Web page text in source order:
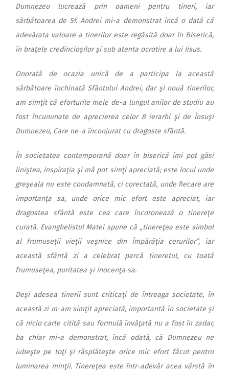
Dumnezeu lucrează prin oameni pentru tineri, iar
sărbătoarea de Sf. Andrei mi-a demonstrat încă o dată că
adevărata valoare a tinerilor este regăsită doar în Biserică,
în braţele credincioşilor şi sub atenta ocrotire a lui Iisus.
Onorată de ocazia unică de a participa la această
sărbătoare închinată Sfântului Andrei, dar şi nouă tinerilor,
am simţit că eforturile mele de-a lungul anilor de studiu au
fost încununate de aprecierea celor 8 ierarhi şi de Însuşi
Dumnezeu, Care ne-a înconjurat cu dragoste sfântă.
În societatea contemporană doar în biserică îmi pot găsi
liniştea, inspiraţia şi mă pot simţi apreciată; este locul unde
greşeala nu este condamnată, ci corectată, unde fiecare are
importanţa sa, unde orice mic efort este apreciat, iar
dragostea sfântă este cea care încoronează o tinereţe
curată. Evanghelistul Matei spune că „tinereţea este simbol
al frumuseţii vieţii veşnice din Împărăţia cerurilor”, iar
această sfântă zi a celebrat parcă tineretul, cu toată
frumuseţea, puritatea şi inocenţa sa.
Deşi adesea tinerii sunt criticaţi de întreaga societate, în
această zi m-am simţit apreciată, importantă în societate şi
că nicio carte citită sau formulă învăţată nu a fost în zadar,
ba chiar mi-a demonstrat, încă odată, că Dumnezeu ne
iubeşte pe toţi şi răsplăteşte orice mic efort făcut pentru
luminarea minţii. Tinereţea este într-adevăr acea vârstă în